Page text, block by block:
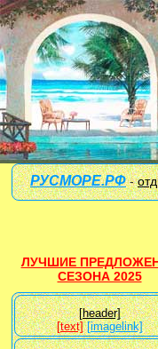
РУСМОРЕ.РФ-
ЛУЧШИЕ
СЕЗОНА 2025
[header]
[text] [imagelink]